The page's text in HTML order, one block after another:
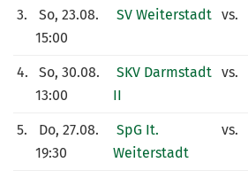
3.
So, 23.08.
15:00
SV Weiterstadt vs.
4.
So, 30.08.
13:00
SKV Darmstadt
II
vs.
5.
Do, 27.08.
19:30
SpG It.
Weiterstadt
vs.